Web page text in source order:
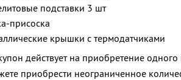
подставки 3 шт
присоска
крышки с термодатчиками
действует на приобретение
приобрести неограниченное